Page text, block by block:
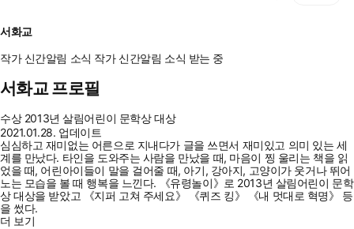
으
로
이
동
서화교
작가 신간알림 소식 작가 신간알림 소식 받는 중
서화교 프로필
수상 2013년 살림어린이 문학상 대상
2021.01.28. 업데이트
심심하고 재미없는 어른으로 지내다가 글을 쓰면서 재미있고 의미 있는 세
계를 만났다. 타인을 도와주는 사람을 만났을 때, 마음이 찡 울리는 책을 읽
었을 때, 어린아이들이 말을 걸어줄 때, 아기, 강아지, 고양이가 웃거나 뛰어
노는 모습을 볼 때 행복을 느낀다. 《유령놀이》로 2013년 살림어린이 문학
상 대상을 받았고 《지퍼 고쳐 주세요》 《퀴즈 킹》 《내 멋대로 혁명》 등
을 썼다.
더 보기